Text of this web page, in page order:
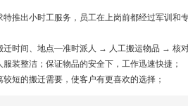
推出小时工服务，员工在上岗前都经过军训
迁时间、地点—准时派人 → 人工搬运物品 → 核
装整洁；保证物品的安全下，工作迅速快捷；
短的搬迁需要，使客户有更喜欢的选择；